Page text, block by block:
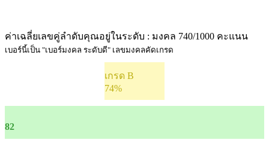
ค่าเฉลี่ยเลขคู่ลำดับคุณอยู่ในระดับ : มงคล 740/1000 คะแนน
เบอร์นี้เป็น "เบอร์มงคล ระดับดี" เลขมงคลคัดเกรด
เกรด B
74%
82